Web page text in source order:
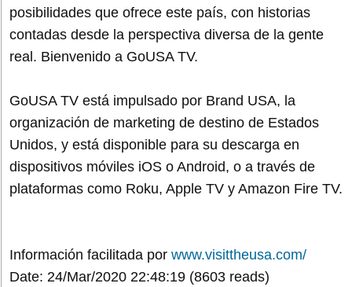
posibilidades que ofrece este país, con historias
contadas desde la perspectiva diversa de la gente
real. Bienvenido a GoUSA TV.
GoUSA TV está impulsado por Brand USA, la
organización de marketing de destino de Estados
Unidos, y está disponible para su descarga en
dispositivos móviles iOS o Android, o a través de
plataformas como Roku, Apple TV y Amazon Fire TV.
Información facilitada por www.visittheusa.com/
Date: 24/Mar/2020 22:48:19 (8603 reads)